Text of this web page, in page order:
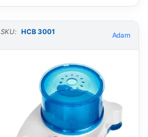
SKU: HCB 3001 Adam